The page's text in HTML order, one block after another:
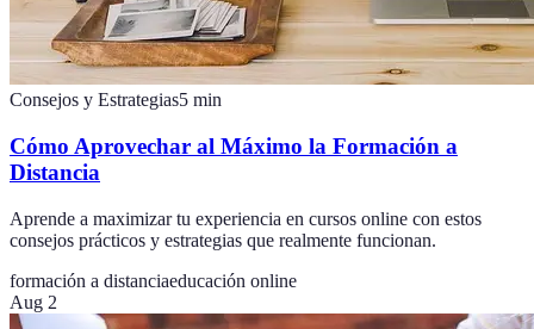
Consejos y Estrategias5 min
Cómo Aprovechar al Máximo la Formación a
Distancia
Aprende a maximizar tu experiencia en cursos online con estos
consejos prácticos y estrategias que realmente funcionan.
formación a distanciaeducación online
Aug 2